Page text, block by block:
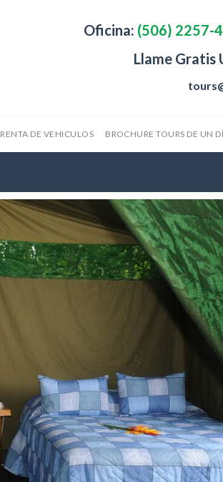
Oficina: (506) 2257-
Llame Gratis
RENTA DE VEHICULOS BROCHURE TOURS DE UN